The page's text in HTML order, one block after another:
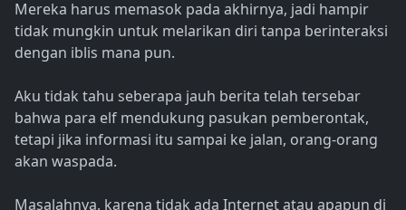
Mereka harus memasok pada akhirnya, jadi hampir
tidak mungkin untuk melarikan diri tanpa berinteraksi
dengan iblis mana pun.
Aku tidak tahu seberapa jauh berita telah tersebar
bahwa para elf mendukung pasukan pemberontak,
tetapi jika informasi itu sampai ke jalan, orang-orang
akan waspada.
Masalahnya, karena tidak ada Internet atau apapun di